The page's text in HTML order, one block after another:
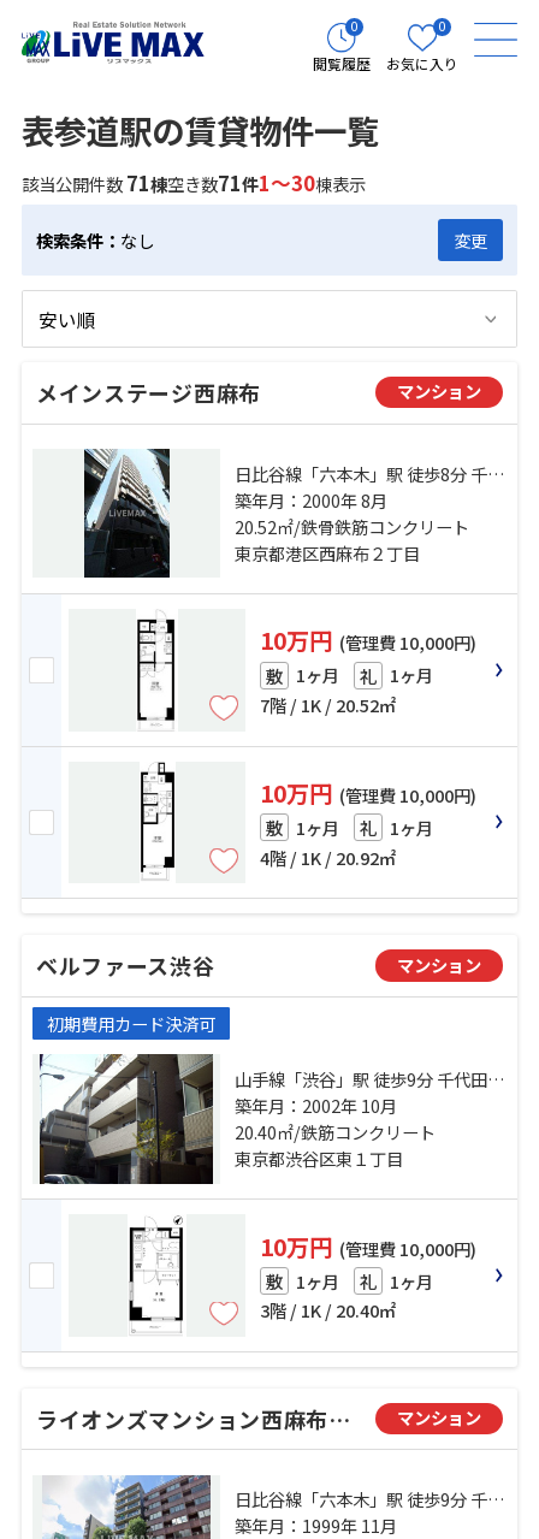
0
閲覧履歴
0
お気に入り
表参道駅の賃貸物件一覧
該当公開件数71棟空き数71件1～30棟表示
検索条件： なし 変更
メインステージ西麻布 マンション
日比谷線「六本木」駅 徒歩8分 千代
田線「乃木坂」駅 徒歩9分 千代田線
「表参道」駅 徒歩18分
築年月：2000年 8月
20.52㎡/鉄骨鉄筋コンクリート
東京都港区西麻布２丁目
10万円 (管理費 10,000円)
敷 1ヶ月 礼 1ヶ月
7階 / 1K / 20.52㎡
10万円 (管理費 10,000円)
敷 1ヶ月 礼 1ヶ月
4階 / 1K / 20.92㎡
ベルファース渋谷 マンション
初期費用カード決済可
山手線「渋谷」駅 徒歩9分 千代田線
「表参道」駅 徒歩13分 東急東横線
「代官山」駅 徒歩20分
築年月：2002年 10月
20.40㎡/鉄筋コンクリート
東京都渋谷区東１丁目
10万円 (管理費 10,000円)
敷 1ヶ月 礼 1ヶ月
3階 / 1K / 20.40㎡
ライオンズマンション西麻布シティ マンション
日比谷線「六本木」駅 徒歩9分 千代
田線「乃木坂」駅 徒歩9分 銀座線
築年月：1999年 11月